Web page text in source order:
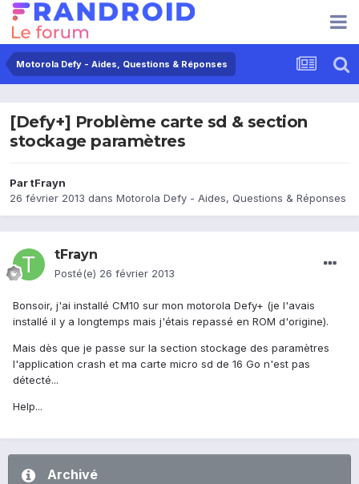
Motorola Defy - Aides, Questions & Réponses
[Defy+] Problème carte sd & section
stockage paramètres
PartFrayn
26 février 2013 dans Motorola Defy - Aides, Questions & Réponses
tFrayn
Posté(e) 26 février 2013
Bonsoir, j'ai installé CM10 sur mon motorola Defy+ (je l'avais
installé il y a longtemps mais j'étais repassé en ROM d'origine).
Mais dès que je passe sur la section stockage des paramètres
l'application crash et ma carte micro sd de 16 Go n'est pas
détecté...
Help...
Archivé